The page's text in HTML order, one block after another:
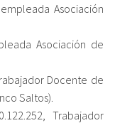
Asociación
Asociación de
Docente de
Saltos).
Trabajador